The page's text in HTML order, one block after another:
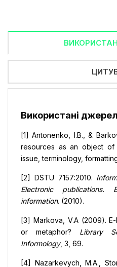
Використані
[1] Antonenko, I.B., &
resources as an object of
issue, terminology,
[2] DSTU 7157:2010.
Electronic
information. (2010).
[3] Markova, V.A (2009).
or metaphor? Library
Informology, 3, 69.
[4] Nazarkevych, M.A.,